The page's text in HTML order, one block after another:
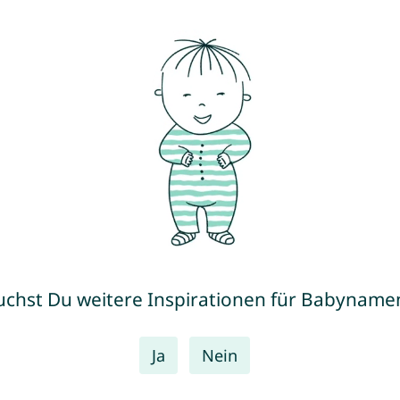
Du weitere Inspirationen für
Ja Nein